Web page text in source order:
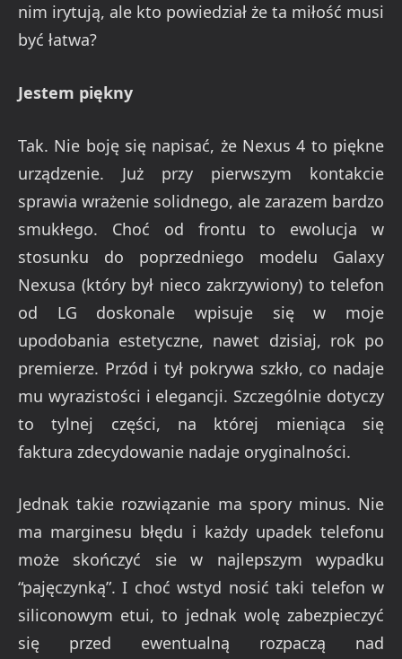
nim irytują, ale kto powiedział że ta miłość musi
być łatwa?
Jestem piękny
Tak. Nie boję się napisać, że Nexus 4 to piękne
urządzenie. Już przy pierwszym kontakcie
sprawia wrażenie solidnego, ale zarazem bardzo
smukłego. Choć od frontu to ewolucja w
stosunku do poprzedniego modelu Galaxy
Nexusa (który był nieco zakrzywiony) to telefon
od LG doskonale wpisuje się w moje
upodobania estetyczne, nawet dzisiaj, rok po
premierze. Przód i tył pokrywa szkło, co nadaje
mu wyrazistości i elegancji. Szczególnie dotyczy
to tylnej części, na której mieniąca się
faktura zdecydowanie nadaje oryginalności.
Jednak takie rozwiązanie ma spory minus. Nie
ma marginesu błędu i każdy upadek telefonu
może skończyć sie w najlepszym wypadku
“pajęczynką”. I choć wstyd nosić taki telefon w
siliconowym etui, to jednak wolę zabezpieczyć
się przed ewentualną rozpaczą nad